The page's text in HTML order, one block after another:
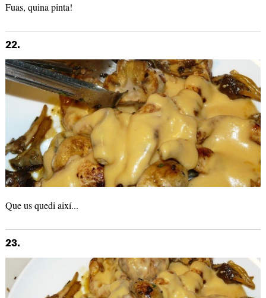
Fuas, quina pinta!
22.
Que us quedi així...
23.